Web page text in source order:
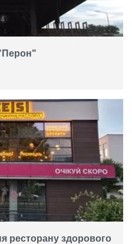
ресторану здорового